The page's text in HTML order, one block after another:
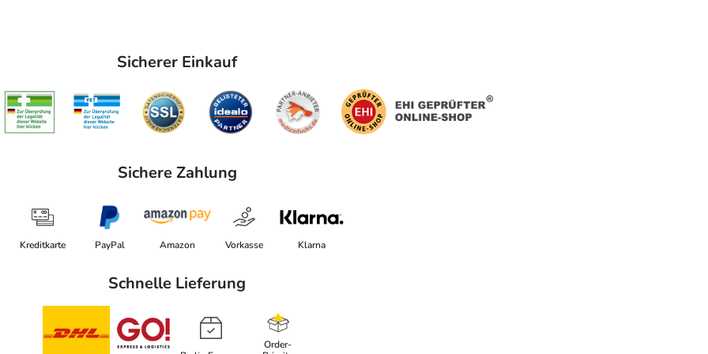
Sicherer Einkauf
Sichere Zahlung
Kreditkarte PayPal Amazon Vorkasse Klarna
Schnelle Lieferung
Order-